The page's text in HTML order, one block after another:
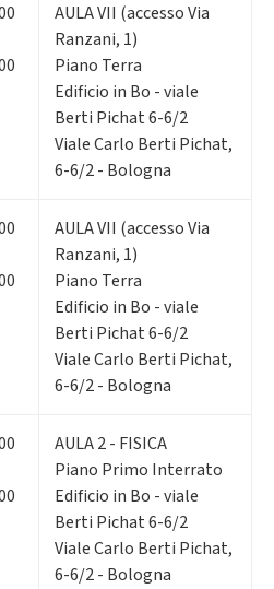
AULA VII (accesso Via
Ranzani, 1)
Piano Terra
Edificio in Bo - viale
Berti Pichat 6-6/2
Viale Carlo Berti Pichat,
6-6/2 - Bologna
AULA VII (accesso Via
Ranzani, 1)
Piano Terra
Edificio in Bo - viale
Berti Pichat 6-6/2
Viale Carlo Berti Pichat,
6-6/2 - Bologna
AULA 2 - FISICA
Piano Primo Interrato
Edificio in Bo - viale
Berti Pichat 6-6/2
Viale Carlo Berti Pichat,
6-6/2 - Bologna